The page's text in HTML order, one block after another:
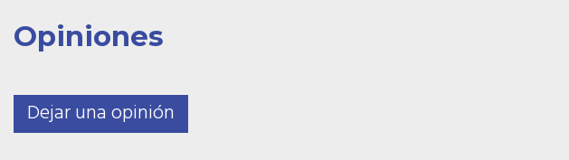
Opiniones
Dejar una opinión